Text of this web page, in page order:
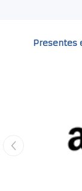
Presentes